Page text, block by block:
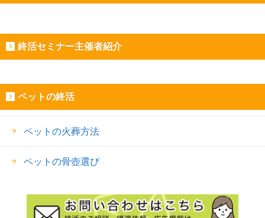
終活セミナー主催者紹介
ペットの終活
ペットの火葬方法
ペットの骨壺選び